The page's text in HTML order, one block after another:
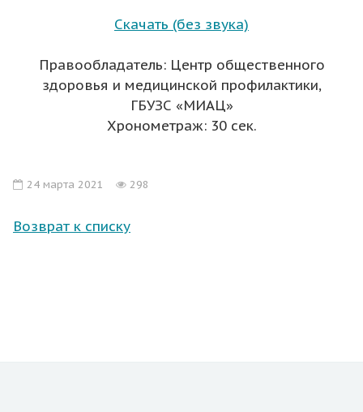
Скачать (без звука)
Правообладатель: Центр общественного
здоровья и медицинской профилактики,
ГБУЗС «МИАЦ»
Хронометраж: 30 сек.
24 марта 2021 298
Возврат к списку